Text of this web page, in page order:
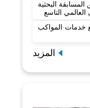
البحثية
التاسع
خدمات المواكب
المزيد